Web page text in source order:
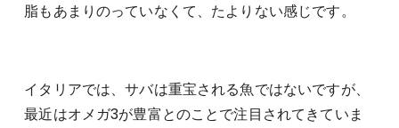
脂もあまりのっていなくて、たよりない感じです。
イタリアでは、サバは重宝される魚ではないですが、
最近はオメガ3が豊富とのことで注目されてきていま